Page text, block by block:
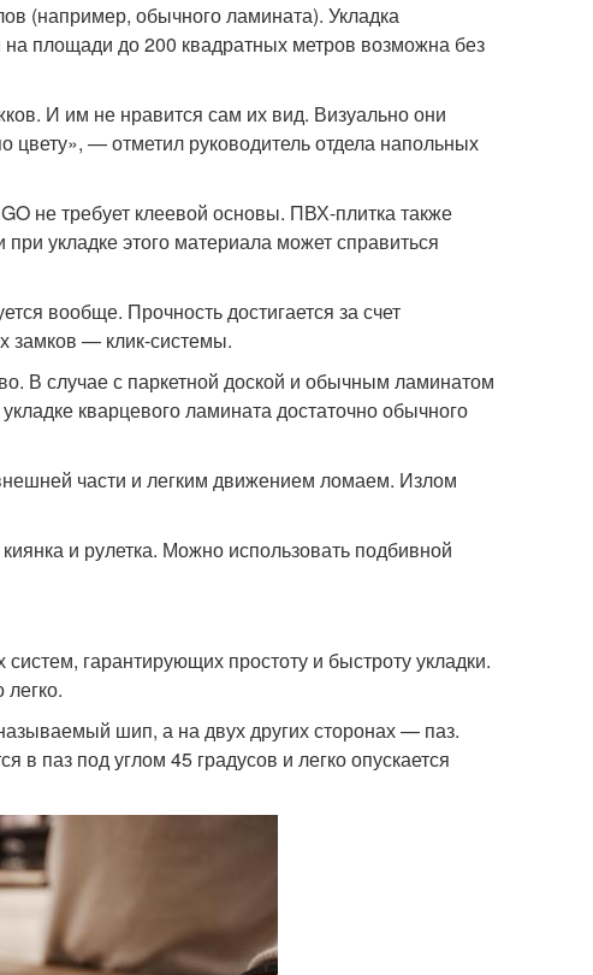
(например, обычного ламината). Укладка
площади до 200 квадратных метров возможна без
И им не нравится сам их вид. Визуально они
— отметил руководитель отдела напольных
не требует клеевой основы. ПВХ-плитка также
укладке этого материала может справиться
вообще. Прочность достигается за счет
замков — клик-системы.
В случае с паркетной доской и обычным ламинатом
кварцевого ламината достаточно обычного
части и легким движением ломаем. Излом
и рулетка. Можно использовать подбивной
гарантирующих простоту и быстроту укладки.
шип, а на двух других сторонах — паз.
паз под углом 45 градусов и легко опускается